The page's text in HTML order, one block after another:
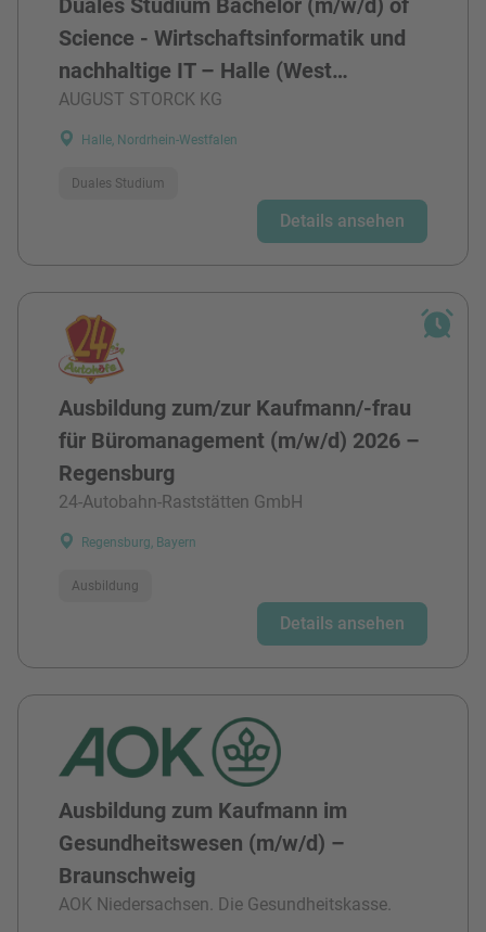
Science - Wirtschaftsinformatik und
nachhaltige IT – Halle (West…
AUGUST STORCK KG
Halle, Nordrhein-Westfalen
Duales Studium
Details ansehen
Ausbildung zum/zur Kaufmann/-frau
für Büromanagement (m/w/d) 2026 –
Regensburg
24-Autobahn-Raststätten GmbH
Regensburg, Bayern
Ausbildung
Details ansehen
Ausbildung zum Kaufmann im
Gesundheitswesen (m/w/d) –
Braunschweig
AOK Niedersachsen. Die Gesundheitskasse.